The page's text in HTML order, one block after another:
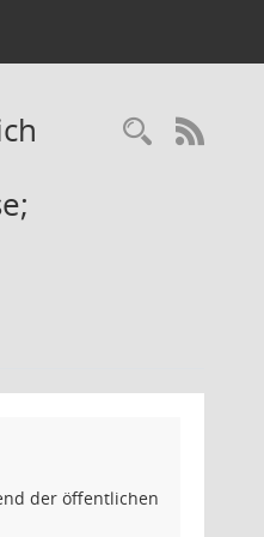
der öffentlichen